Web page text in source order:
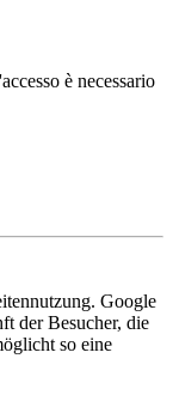
è necessario
Google
der Besucher, die
so eine